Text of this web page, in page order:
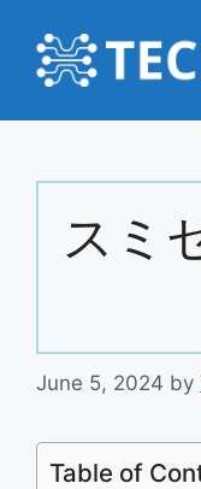
content
スミ
June 5, 2024 by
Table of